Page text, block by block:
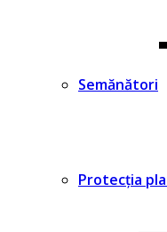
Semănători
Protecția